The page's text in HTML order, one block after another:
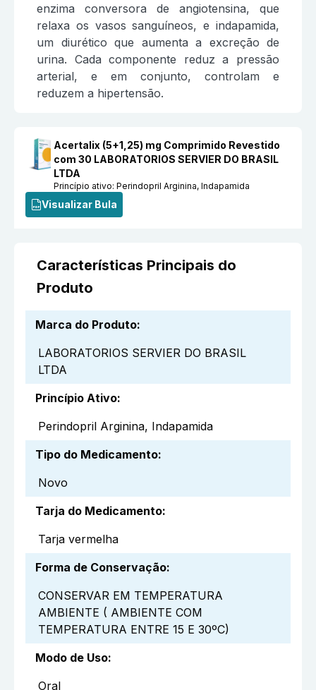
enzima conversora de angiotensina, que
relaxa os vasos sanguíneos, e indapamida,
um diurético que aumenta a excreção de
urina. Cada componente reduz a pressão
arterial, e em conjunto, controlam e
reduzem a hipertensão.
Acertalix (5+1,25) mg Comprimido Revestido
com 30 LABORATORIOS SERVIER DO BRASIL
LTDA
Princípio ativo:Perindopril Arginina, Indapamida
Visualizar Bula
Características Principais do
Produto
Marca do Produto:
LABORATORIOS SERVIER DO BRASIL
LTDA
Princípio Ativo:
Perindopril Arginina, Indapamida
Tipo do Medicamento:
Novo
Tarja do Medicamento:
Tarja vermelha
Forma de Conservação:
CONSERVAR EM TEMPERATURA
AMBIENTE ( AMBIENTE COM
TEMPERATURA ENTRE 15 E 30ºC)
Modo de Uso:
Oral